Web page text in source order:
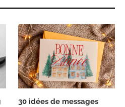
30 idées de messages